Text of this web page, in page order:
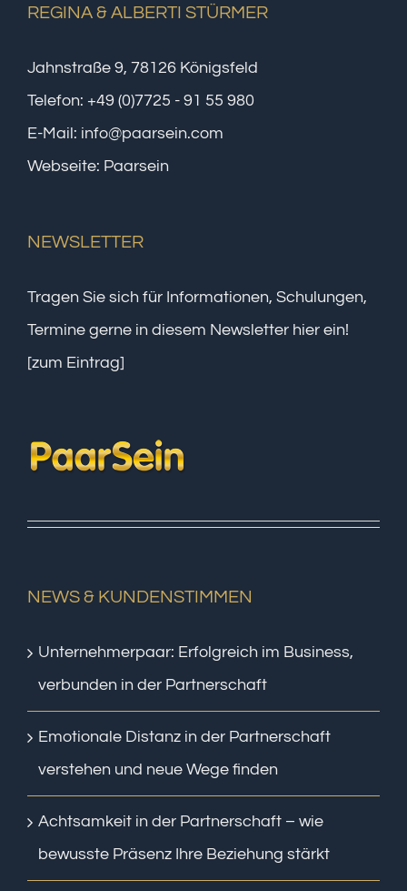
REGINA & ALBERTI STÜRMER
Jahnstraße 9, 78126 Königsfeld
Telefon: +49 (0)7725 - 91 55 980
E-Mail: info@paarsein.com
Webseite: Paarsein
NEWSLETTER
Tragen Sie sich für Informationen, Schulungen,
Termine gerne in diesem Newsletter hier ein!
[zum Eintrag]
NEWS & KUNDENSTIMMEN
Unternehmerpaar: Erfolgreich im Business,
verbunden in der Partnerschaft
Emotionale Distanz in der Partnerschaft
verstehen und neue Wege finden
Achtsamkeit in der Partnerschaft – wie
bewusste Präsenz Ihre Beziehung stärkt